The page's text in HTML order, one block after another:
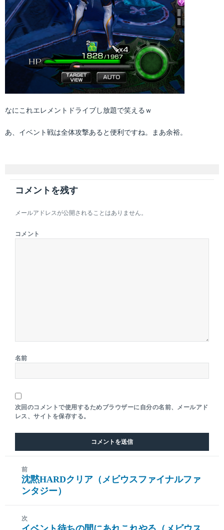
なにこれエレメントドライブし放題で笑えるｗ
あ、イベント戦は全体攻撃あると便利ですね。まあ余裕。
コメントを残す
メールアドレスが公開されることはありません。
コメント
名前
次回のコメントで使用するためブラウザーに自分の名前、メールアド
レス、サイトを保存する。
前
前
の
稿:
沈黙HARDクリア（メビウスファイナルファ
ンタジー）
次